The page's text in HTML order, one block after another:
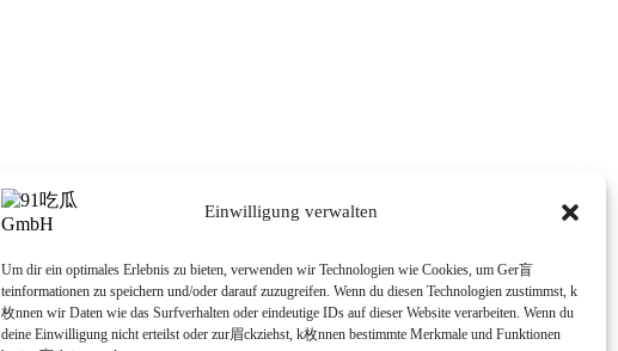
Einwilligung verwalten
Um dir ein optimales Erlebnis zu bieten, verwenden wir Technologien wie Cookies, um Ger盲
teinformationen zu speichern und/oder darauf zuzugreifen. Wenn du diesen Technologien zustimmst, k
枚nnen wir Daten wie das Surfverhalten oder eindeutige IDs auf dieser Website verarbeiten. Wenn du
deine Einwilligung nicht erteilst oder zur眉ckziehst, k枚nnen bestimmte Merkmale und Funktionen